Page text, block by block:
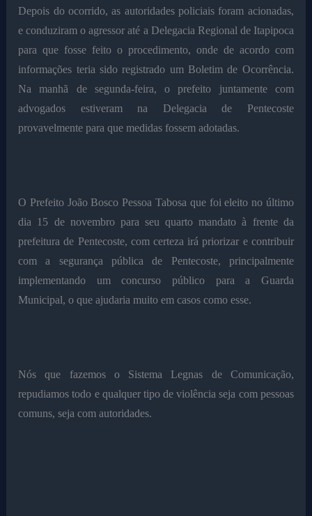
Depois do ocorrido, as autoridades policiais foram acionadas,
e conduziram o agressor até a Delegacia Regional de Itapipoca
para que fosse feito o procedimento, onde de acordo com
informações teria sido registrado um Boletim de Ocorrência.
Na manhã de segunda-feira, o prefeito juntamente com
advogados estiveram na Delegacia de Pentecoste
provavelmente para que medidas fossem adotadas.
O Prefeito João Bosco Pessoa Tabosa que foi eleito no último
dia 15 de novembro para seu quarto mandato à frente da
prefeitura de Pentecoste, com certeza irá priorizar e contribuir
com a segurança pública de Pentecoste, principalmente
implementando um concurso público para a Guarda
Municipal, o que ajudaria muito em casos como esse.
Nós que fazemos o Sistema Legnas de Comunicação,
repudiamos todo e qualquer tipo de violência seja com pessoas
comuns, seja com autoridades.